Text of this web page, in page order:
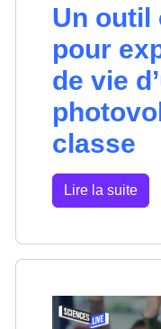
Un outil
pour
de vie
classe
Lire la suite